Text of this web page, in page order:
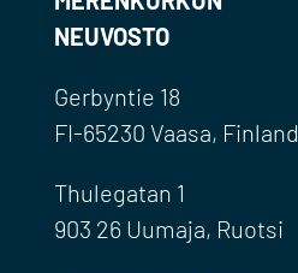
NEUVOSTO
Gerbyntie 18
FI-65230 Vaasa, Finland
Thulegatan 1
903 26 Uumaja, Ruotsi